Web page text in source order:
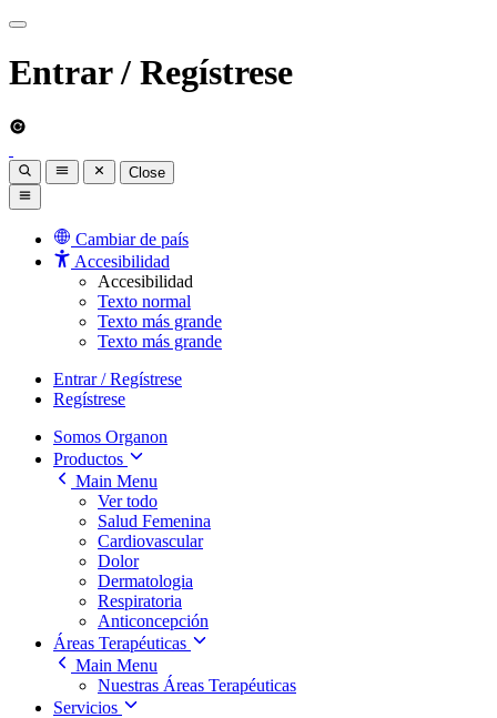
Entrar / Regístrese
Close
Cambiar de país
Accesibilidad
Accesibilidad
Texto normal
Texto más grande
Texto más grande
Entrar / Regístrese
Regístrese
Somos Organon
Productos
Main Menu
Ver todo
Salud Femenina
Cardiovascular
Dolor
Dermatologia
Respiratoria
Anticoncepción
Áreas Terapéuticas
Main Menu
Nuestras Áreas Terapéuticas
Servicios